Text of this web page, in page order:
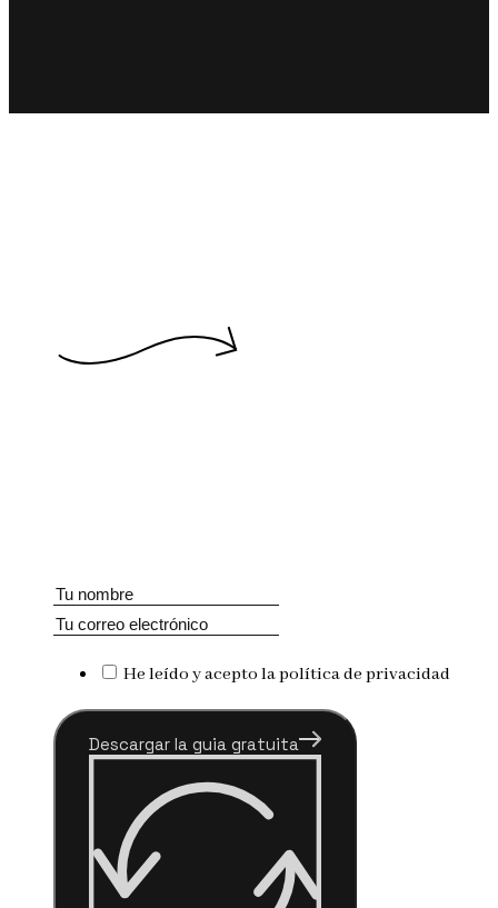
He leído y acepto la política de privacidad
Descargar la guia gratuita